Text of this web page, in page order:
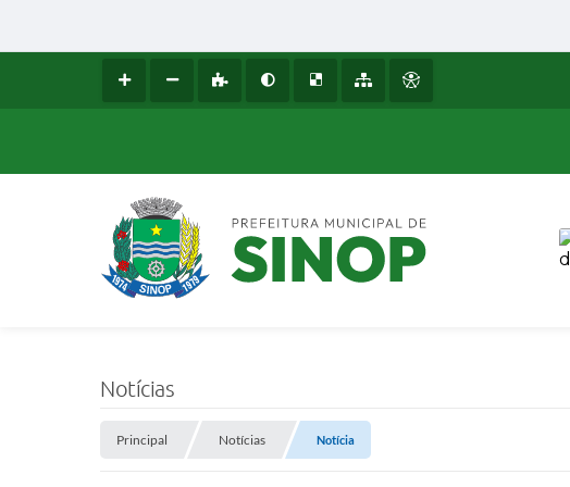
Notícias
Principal Notícias Notícia